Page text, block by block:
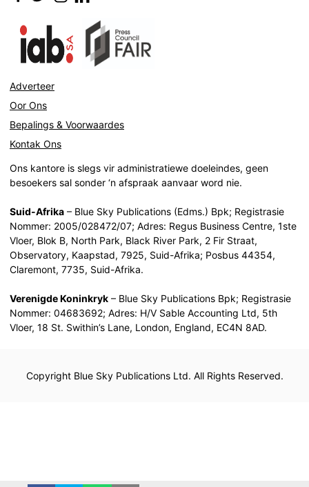
Adverteer
Oor Ons
Bepalings & Voorwaardes
Kontak Ons
Ons kantore is slegs vir administratiewe doeleindes, geen
besoekers sal sonder ‘n afspraak aanvaar word nie.
Suid-Afrika – Blue Sky Publications (Edms.) Bpk; Registrasie
Nommer: 2005/028472/07; Adres: Regus Business Centre, 1ste
Vloer, Blok B, North Park, Black River Park, 2 Fir Straat,
Observatory, Kaapstad, 7925, Suid-Afrika; Posbus 44354,
Claremont, 7735, Suid-Afrika.
Verenigde Koninkryk – Blue Sky Publications Bpk; Registrasie
Nommer: 04683692; Adres: H/V Sable Accounting Ltd, 5th
Vloer, 18 St. Swithin’s Lane, London, England, EC4N 8AD.
Copyright Blue Sky Publications Ltd. All Rights Reserved.